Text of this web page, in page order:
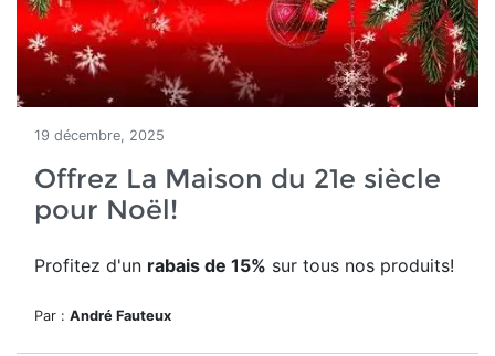
19 décembre, 2025
Offrez La Maison du 21e siècle
pour Noël!
Profitez d'un rabais de 15% sur tous nos produits!
Par : André Fauteux